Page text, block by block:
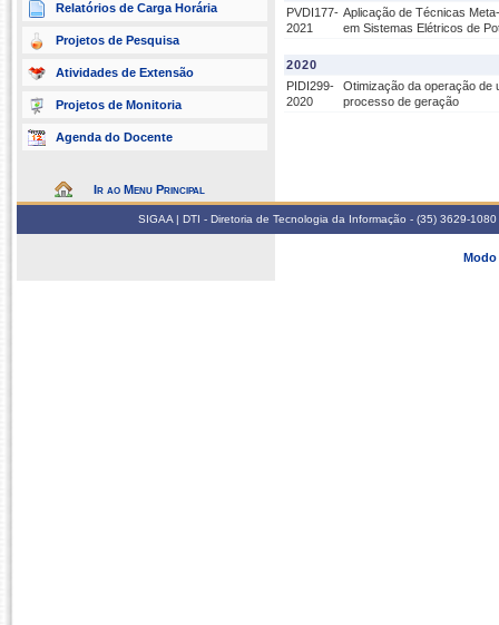
Relatórios de Carga Horária
Projetos de Pesquisa
Atividades de Extensão
Projetos de Monitoria
Agenda do Docente
Ir ao Menu Principal
PVDI177-
2021
Aplicação de Técnicas
em Sistemas Elétricos de
2020
PIDI299-
2020
Otimização da operação de
processo de geração
SIGAA | DTI - Diretoria de Tecnologia da Informação - (35) 3629-
Modo